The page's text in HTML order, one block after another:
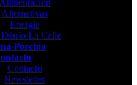
Alimentacion
Alternativas
Energia
La Calle
Porcina
Contacto
Newsletter